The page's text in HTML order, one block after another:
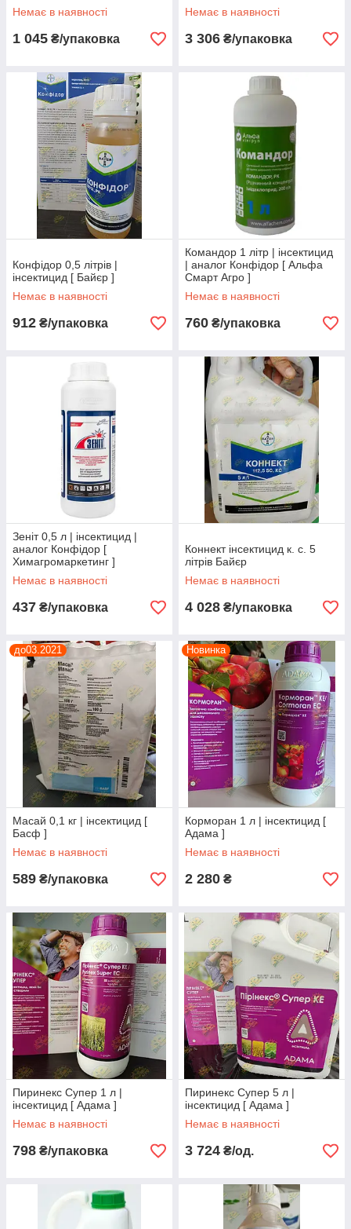
Немає в наявності
1 045 ₴/упаковка
Немає в наявності
3 306 ₴/упаковка
Конфідор 0,5 літрів |
інсектицид [ Байєр ]
Немає в наявності
912 ₴/упаковка
Командор 1 літр | інсектицид
| аналог Конфідор [ Альфа
Смарт Агро ]
Немає в наявності
760 ₴/упаковка
Зеніт 0,5 л | інсектицид |
аналог Конфідор [
Химагромаркетинг ]
Немає в наявності
437 ₴/упаковка
Коннект інсектицид к. с. 5
літрів Байєр
Немає в наявності
4 028 ₴/упаковка
до03.2021
Масай 0,1 кг | інсектицид [
Басф ]
Немає в наявності
589 ₴/упаковка
Новинка
Корморан 1 л | інсектицид [
Адама ]
Немає в наявності
2 280 ₴
Пиринекс Супер 1 л |
інсектицид [ Адама ]
Немає в наявності
798 ₴/упаковка
Пиринекс Супер 5 л |
інсектицид [ Адама ]
Немає в наявності
3 724 ₴/од.